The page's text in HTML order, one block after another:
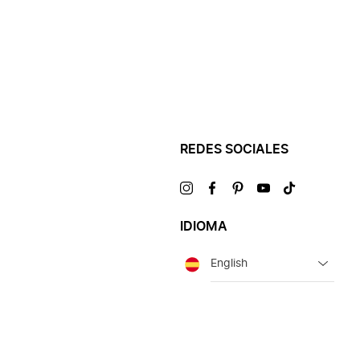
REDES SOCIALES
VisítanosVisítanosVisítanosVisítanosVisítanos
IDIOMA
Idioma